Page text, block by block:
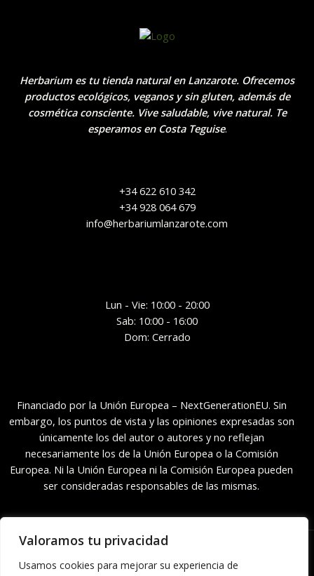
Valoramos tu privacidad
Usamos cookies para mejorar su experiencia de
Herbarium es tu tienda natural en Lanzarote. Ofrecemos
productos ecológicos, veganos y sin gluten, además de
cosmética consciente. Vive saludable, vive natural. Te
esperamos en Costa Teguise.
+34 622 610 342
+34 928 064 679
info@herbariumlanzarote.com
Lun - Vie: 10:00 - 20:00
Sab: 10:00 - 16:00
Dom: Cerrado
Financiado por la Unión Europea – NextGenerationEU. Sin
embargo, los puntos de vista y las opiniones expresadas son
únicamente los del autor o autores y no reflejan
necesariamente los de la Unión Europea o la Comisión
Europea. Ni la Unión Europea ni la Comisión Europea pueden
ser consideradas responsables de las mismas.
Copyright © 2026 | Herbarium Lanzarote Eco Shop